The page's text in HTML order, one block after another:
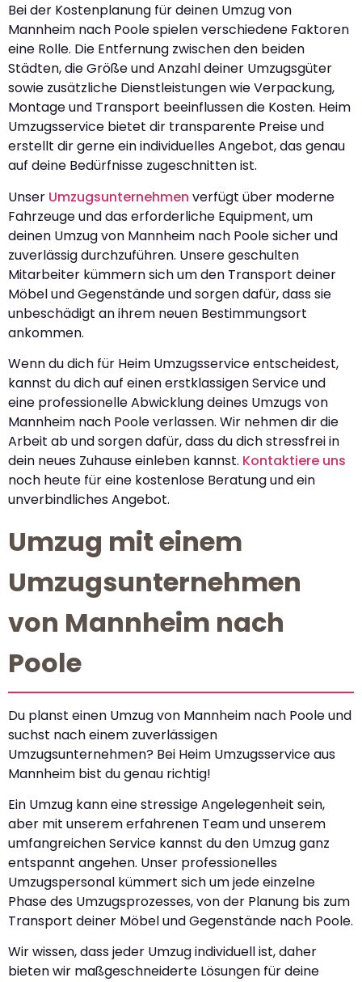
Bei der Kostenplanung für deinen Umzug von
Mannheim nach Poole spielen verschiedene Faktoren
eine Rolle. Die Entfernung zwischen den beiden
Städten, die Größe und Anzahl deiner Umzugsgüter
sowie zusätzliche Dienstleistungen wie Verpackung,
Montage und Transport beeinflussen die Kosten. Heim
Umzugsservice bietet dir transparente Preise und
erstellt dir gerne ein individuelles Angebot, das genau
auf deine Bedürfnisse zugeschnitten ist.
Unser Umzugsunternehmen verfügt über moderne
Fahrzeuge und das erforderliche Equipment, um
deinen Umzug von Mannheim nach Poole sicher und
zuverlässig durchzuführen. Unsere geschulten
Mitarbeiter kümmern sich um den Transport deiner
Möbel und Gegenstände und sorgen dafür, dass sie
unbeschädigt an ihrem neuen Bestimmungsort
ankommen.
Wenn du dich für Heim Umzugsservice entscheidest,
kannst du dich auf einen erstklassigen Service und
eine professionelle Abwicklung deines Umzugs von
Mannheim nach Poole verlassen. Wir nehmen dir die
Arbeit ab und sorgen dafür, dass du dich stressfrei in
dein neues Zuhause einleben kannst. Kontaktiere uns
noch heute für eine kostenlose Beratung und ein
unverbindliches Angebot.
Umzug mit einem
Umzugsunternehmen
von Mannheim nach
Poole
Du planst einen Umzug von Mannheim nach Poole und
suchst nach einem zuverlässigen
Umzugsunternehmen? Bei Heim Umzugsservice aus
Mannheim bist du genau richtig!
Ein Umzug kann eine stressige Angelegenheit sein,
aber mit unserem erfahrenen Team und unserem
umfangreichen Service kannst du den Umzug ganz
entspannt angehen. Unser professionelles
Umzugspersonal kümmert sich um jede einzelne
Phase des Umzugsprozesses, von der Planung bis zum
Transport deiner Möbel und Gegenstände nach Poole.
Wir wissen, dass jeder Umzug individuell ist, daher
bieten wir maßgeschneiderte Lösungen für deine